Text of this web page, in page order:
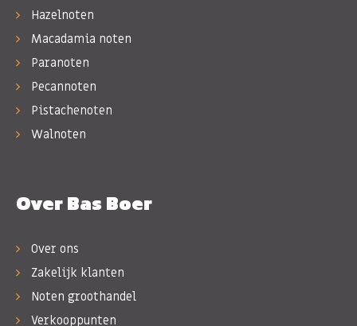
Hazelnoten
Macadamia noten
Paranoten
Pecannoten
Pistachenoten
Walnoten
Over Bas Boer
Over ons
Zakelijk klanten
Noten groothandel
Verkooppunten